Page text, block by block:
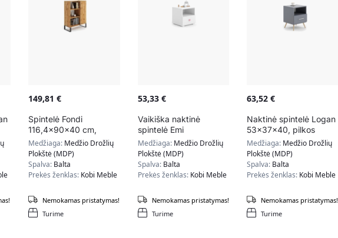
149,81 €
Spintelė Fondi
116,4x90x40 cm,
natūralios medžio
spalvos
Medžiaga: Medžio Drožlių
Plokštė (MDP)
Spalva: Balta
Prekės ženklas: Kobi Meble
Turime
Nemokamas pristatymas!
53,33 €
Vaikiška naktinė
spintelė Emi
40,5x37x40 cm,
rožinės rankenėlės
Medžiaga: Medžio Drožlių
Plokštė (MDP)
Spalva: Balta
Prekės ženklas: Kobi Meble
Turime
Nemokamas pristatymas!
63,52€
Naktinė spintelė Logan
53x37x40, pilkos
spalvos
Medžiaga: Medžio Drožlių
Plokštė (MDP)
Spalva: Balta
Prekės ženklas: Kobi Meble
Turime
Nemokamas pristatymas!